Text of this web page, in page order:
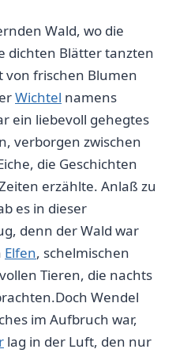
Wald, wo⁢ die⁣
dichten Blätter tanzten
von frischen​ Blumen
Wichtel namens
ein⁣ liebevoll gehegtes
verborgen zwischen
die Geschichten
erzählte.​ Anlaß zu
es in dieser
denn der Wald war
Elfen, schelmischen
Tieren, die nachts
Wendel
im Aufbruch ⁤war,⁣
lag in der Luft, den nur